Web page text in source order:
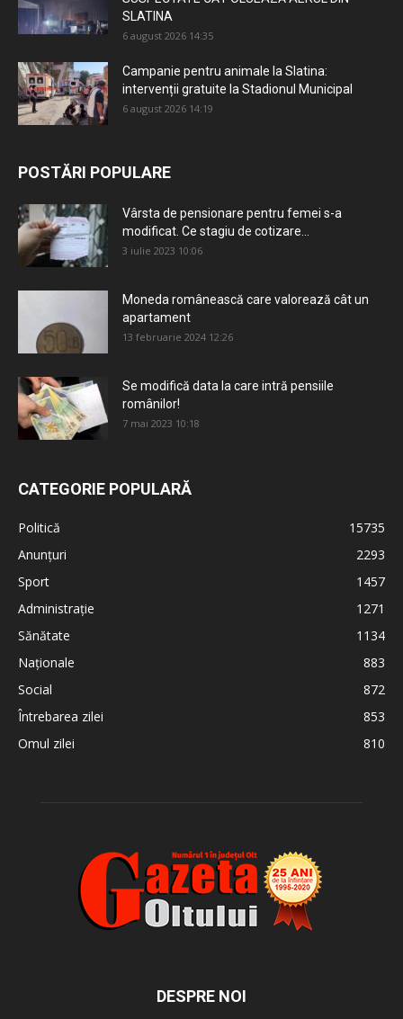
SLATINA
6 august 2026 14:35
Campanie pentru animale la Slatina:
intervenții gratuite la Stadionul Municipal
6 august 2026 14:19
POSTĂRI POPULARE
Vârsta de pensionare pentru femei s-a
modificat. Ce stagiu de cotizare...
3 iulie 2023 10:06
Moneda românească care valorează cât un
apartament
13 februarie 2024 12:26
Se modifică data la care intră pensiile
românilor!
7 mai 2023 10:18
CATEGORIE POPULARĂ
Politică
15735
Anunțuri
2293
Sport
1457
Administrație
1271
Sănătate
1134
Naționale
883
Social
872
Întrebarea zilei
853
Omul zilei
810
DESPRE NOI